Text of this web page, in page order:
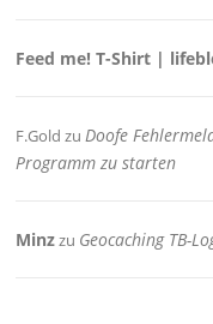
Feed me! T-Shirt |
F.Gold zu Doofe
Programm zu starten
Minzzu Geocaching TB-